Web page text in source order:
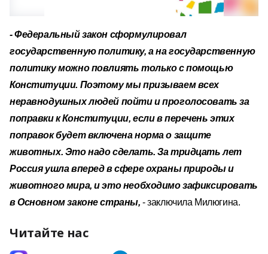
- Федеральный закон сформулировал
государственную политику, а на государственную
политику можно повлиять только с помощью
Конституции. Поэтому мы призываем всех
неравнодушных людей пойти и проголосовать за
поправки к Конституции, если в перечень этих
поправок будет включена норма о защите
животных. Это надо сделать. За тридцать лет
Россия ушла вперед в сфере охраны природы и
животного мира, и это необходимо зафиксировать
в Основном законе страны, - заключила Милюгина.
Читайте нас